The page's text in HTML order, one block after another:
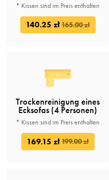
* Kissen sind im Preis enthalten
140.25 zł 165.00 zł
Trockenreinigung eines
Ecksofas (4 Personen)
* Kissen sind im Preis enthalten
169.15 zł 199.00 zł